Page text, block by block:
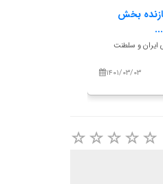
بخش
ایران و سلطنت
۱۴۰۱/۰۳/۰۳